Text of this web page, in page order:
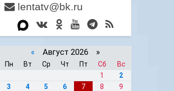
lentatv@bk.ru
« Август 2026 »
Пн Вт Ср Чт Пт Сб
Вс
1
2
3
4 5 6 7 8
9